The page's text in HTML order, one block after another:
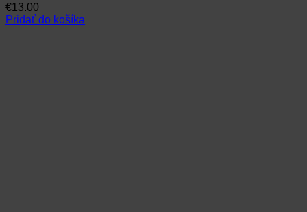
€13.00
Pridať do košíka